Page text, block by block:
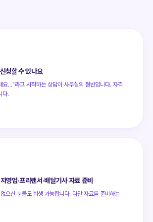
청할 수 있나요
요…"라고 시작하는 상담이 사무실의 절반입니다. 자격
다.
영업·프리랜서·배달기사 자료 준비
으신 분들도 회생 가능합니다. 다만 자료를 준비하는